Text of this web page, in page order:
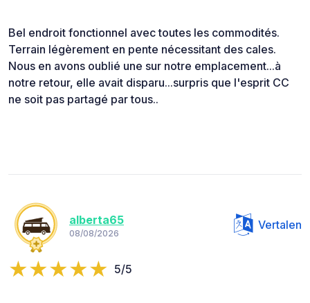
Bel endroit fonctionnel avec toutes les commodités.
Terrain légèrement en pente nécessitant des cales.
Nous en avons oublié une sur notre emplacement...à
notre retour, elle avait disparu...surpris que l'esprit CC
ne soit pas partagé par tous..
alberta65
08/08/2026
Vertalen
5/5